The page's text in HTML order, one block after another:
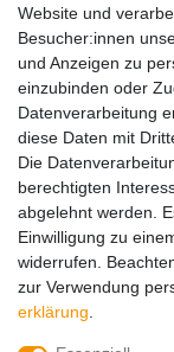
Widerruf
Montageservice
Retoure
Website und
Besucher:innen
und Anzeigen zu
einzubinden oder
Datenverarbeitung
diese Daten mit
Die
berechtigten
abgelehnt werden.
Einwilligung zu
widerrufen.
zur Verwendung
erklärung